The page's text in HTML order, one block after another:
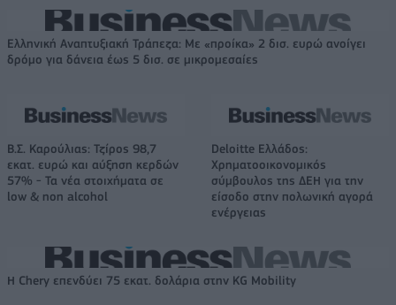
Ελληνική Αναπτυξιακή Τράπεζα: Με «προίκα» 2 δισ. ευρώ ανοίγει
δρόμο για δάνεια έως 5 δισ. σε μικρομεσαίες
Β.Σ. Καρούλιας: Τζίρος 98,7
εκατ. ευρώ και αύξηση κερδών
57% - Τα νέα στοιχήματα σε
low & non alcohol
Deloitte Ελλάδος:
Χρηματοοικονομικός
σύμβουλος της ΔΕΗ για την
είσοδο στην πολωνική αγορά
ενέργειας
Η Chery επενδύει 75 εκατ. δολάρια στην KG Mobility